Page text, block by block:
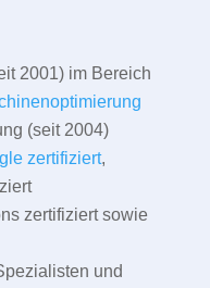
2001) im Bereich
(seit 2004)
zertifiziert,
zertifiziert sowie
und